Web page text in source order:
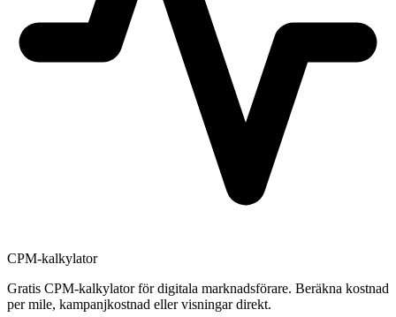
CPM-kalkylator
Gratis CPM-kalkylator för digitala marknadsförare. Beräkna kostnad
per mile, kampanjkostnad eller visningar direkt.